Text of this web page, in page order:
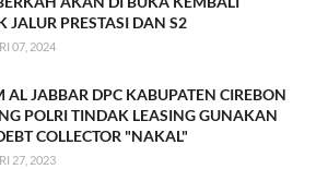
JALUR PRESTASI DAN S2
07, 2024
AL JABBAR DPC KABUPATEN CIREBON
POLRI TINDAK LEASING GUNAKAN
COLLECTOR "NAKAL"
27, 2023